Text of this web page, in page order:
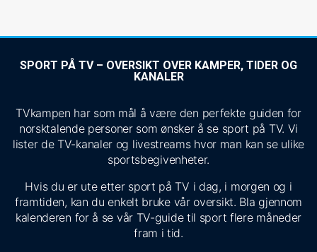
SPORT PÅ TV – OVERSIKT OVER KAMPER, TIDER OG
KANALER
TVkampen har som mål å være den perfekte guiden for
norsktalende personer som ønsker å se sport på TV. Vi
lister de TV-kanaler og livestreams hvor man kan se ulike
sportsbegivenheter.
Hvis du er ute etter sport på TV i dag, i morgen og i
framtiden, kan du enkelt bruke vår oversikt. Bla gjennom
kalenderen for å se vår TV-guide til sport flere måneder
fram i tid.